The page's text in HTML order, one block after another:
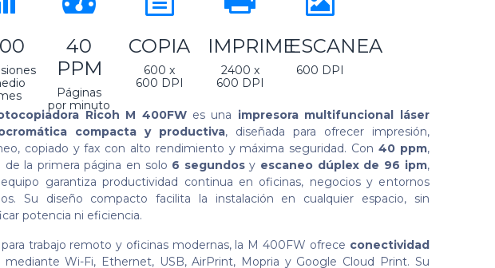
40
PPM
Páginas
por minuto
COPIA
600 x
600 DPI
IMPRIME
2400 x
600 DPI
ESCANEA
600 DPI
Ricoh M 400FWes una impresora multifuncional láser
compacta y productiva, diseñada para ofrecer impresión,
copiado y fax con alto rendimiento y máxima seguridad. Con 40 ppm,
de la primera página en solo 6 segundosy escaneo dúplex de 96 ipm,
garantiza productividad continua en oficinas, negocios y entornos
Su diseño compacto facilita la instalación en cualquier espacio, sin
potencia ni eficiencia.
para trabajo remoto y oficinas modernas, la M 400FW ofrece conectividad
mediante Wi-Fi, Ethernet, USB, AirPrint, Mopria y Google Cloud Print. Su